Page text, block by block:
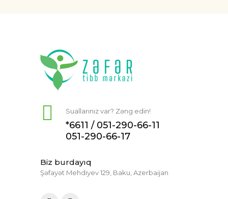
Suallarınız var? Zəng edin!
*6611 / 051-290-66-11
051-290-66-17
Biz burdayıq
Şəfayət Mehdiyev 129, Baku, Azerbaijan